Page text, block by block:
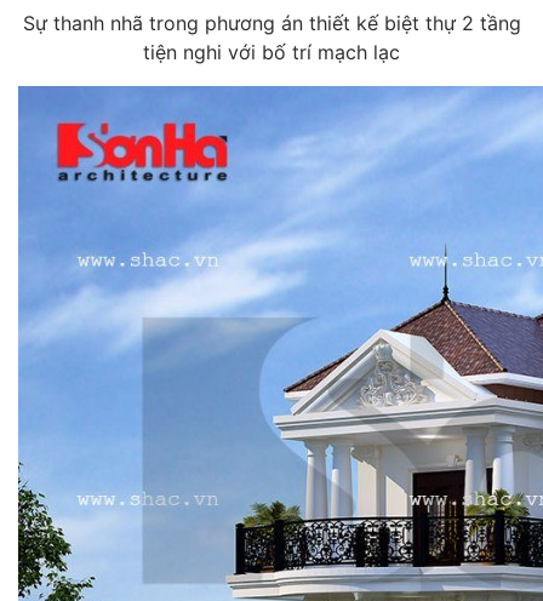
Sự thanh nhã trong phương án thiết kế biệt thự 2 tầng
tiện nghi với bố trí mạch lạc